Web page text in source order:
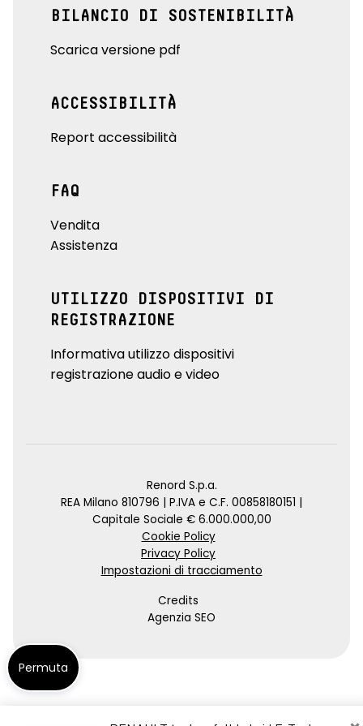
BILANCIO DI SOSTENIBILITÀ
Scarica versione pdf
ACCESSIBILITÀ
Report accessibilità
FAQ
Vendita
Assistenza
UTILIZZO DISPOSITIVI DI
REGISTRAZIONE
Informativa utilizzo dispositivi
registrazione audio e video
Renord S.p.a.
REA Milano 810796 | P.IVA e C.F. 00858180151 |
Capitale Sociale € 6.000.000,00
Cookie Policy
Privacy Policy
Impostazioni di tracciamento
Credits
Agenzia SEO
Permuta